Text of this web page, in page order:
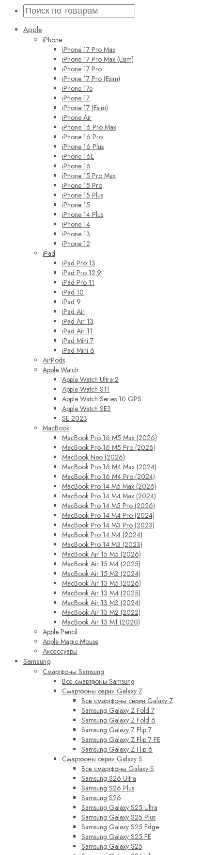
Apple
iPhone
iPhone 17 Pro Max
iPhone 17 Pro Max (Esim)
iPhone 17 Pro
iPhone 17 Pro (Esim)
iPhone 17e
iPhone 17
iPhone 17 (Esim)
iPhone Air
iPhone 16 Pro Max
iPhone 16 Pro
iPhone 16 Plus
iPhone 16E
iPhone 16
iPhone 15 Pro Max
iPhone 15 Pro
iPhone 15 Plus
iPhone 15
iPhone 14 Plus
iPhone 14
iPhone 13
iPhone 12
iPad
iPad Pro 13
iPad Pro 12.9
iPad Pro 11
iPad 10
iPad 9
iPad Air
iPad Air 13
iPad Air 11
iPad Mini 7
iPad Mini 6
AirPods
Apple Watch
Apple Watch Ultra 2
Apple Watch S11
Apple Watch Series 10 GPS
Apple Watch SE3
SE 2023
MacBook
MacBook Pro 16 M5 Max (2026)
MacBook Pro 16 M5 Pro (2026)
MacBook Neo (2026)
MacBook Pro 16 M4 Max (2024)
MacBook Pro 16 M4 Pro (2024)
MacBook Pro 14 M5 Max (2026)
MacBook Pro 14 M4 Max (2024)
MacBook Pro 14 M5 Pro (2026)
MacBook Pro 14 M4 Pro (2024)
MacBook Pro 14 M3 Pro (2023)
MacBook Pro 14 M4 (2024)
MacBook Pro 14 M3 (2023)
MacBook Air 15 M5 (2026)
MacBook Air 15 M4 (2025)
MacBook Air 15 M3 (2024)
MacBook Air 13 M5 (2026)
MacBook Air 13 M4 (2025)
MacBook Air 13 M3 (2024)
MacBook Air 13 M2 (2022)
MacBook Air 13 M1 (2020)
Apple Pencil
Apple Magic Mouse
Аксессуары
Samsung
Смартфоны Samsung
Все смартфоны Samsung
Смартфоны серии Galaxy Z
Все смартфоны серии Galaxy Z
Samsung Galaxy Z Fold 7
Samsung Galaxy Z Fold 6
Samsung Galaxy Z Flip 7
Samsung Galaxy Z Flip 7 FE
Samsung Galaxy Z Flip 6
Смартфоны серии Galaxy S
Все смартфоны Galaxy S
Samsung S26 Ultra
Samsung S26 Plus
Samsung S26
Samsung Galaxy S25 Ultra
Samsung Galaxy S25 Plus
Samsung Galaxy S25 Edge
Samsung Galaxy S25 FE
Samsung Galaxy S25